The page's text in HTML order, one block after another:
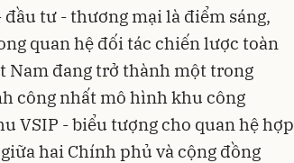
tư - thương mại là điểm sáng,
quan hệ đối tác chiến lược toàn
Nam đang trở thành một trong
công nhất mô hình khu công
VSIP - biểu tượng cho quan hệ hợp
hai Chính phủ và cộng đồng